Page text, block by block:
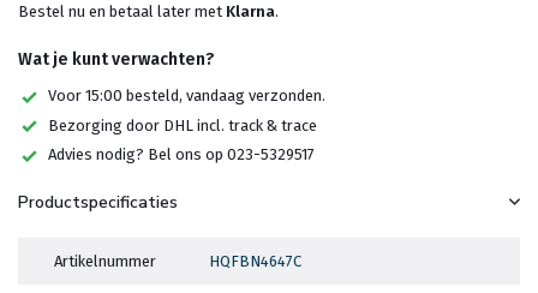
Bestel nu en betaal later met Klarna.
Wat je kunt verwachten?
Voor 15:00 besteld, vandaag verzonden.
Bezorging door DHL incl. track & trace
Advies nodig? Bel ons op 023-5329517
Productspecificaties
Artikelnummer HQFBN4647C